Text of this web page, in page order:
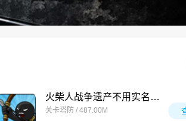
火柴人战争遗产不用实名认证
关卡塔防 / 487.00M